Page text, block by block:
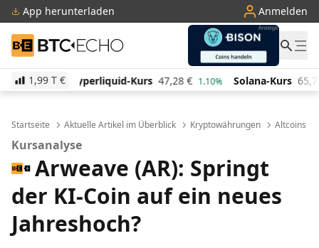
App herunterladen Anmelden
BTC-ECHO
1,99 T €
Kurs 47,28 € 1.10% Solana-Kurs 65,75 € 2.80% TRON-
Startseite Aktuelle Artikel im Überblick Kryptowährungen Altcoins
Kursanalyse
Arweave (AR): Springt
der KI-Coin auf ein neues
Jahreshoch?